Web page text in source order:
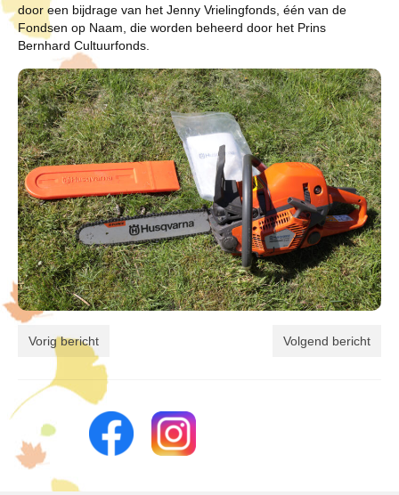
door een bijdrage van het Jenny Vrielingfonds, één van de
Fondsen op Naam, die worden beheerd door het Prins
Bernhard Cultuurfonds.
Vorig bericht Volgend bericht